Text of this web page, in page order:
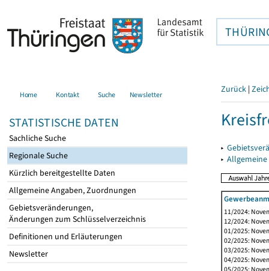
Home Kontakt Suche Newsletter
STATISTISCHE DATEN
Sachliche Suche
Regionale Suche
Kürzlich bereitgestellte Daten
Allgemeine Angaben, Zuordnungen
Gebietsveränderungen,
Änderungen zum Schlüsselverzeichnis
Definitionen und Erläuterungen
Newsletter
Zurück |
▸
▸
11/2024:
12/2024:
01/2025:
02/2025:
03/2025:
04/2025: